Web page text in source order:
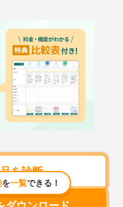
を診断
を一覧できる！